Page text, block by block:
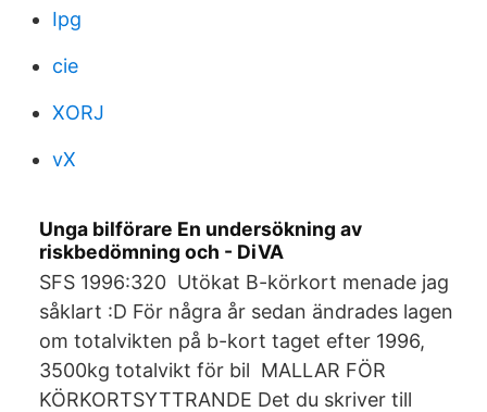
Ipg
cie
XORJ
vX
Unga bilförare En undersökning av
riskbedömning och - DiVA
SFS 1996:320 Utökat B-körkort menade jag
såklart :D För några år sedan ändrades lagen
om totalvikten på b-kort taget efter 1996,
3500kg totalvikt för bil MALLAR FÖR
KÖRKORTSYTTRANDE Det du skriver till